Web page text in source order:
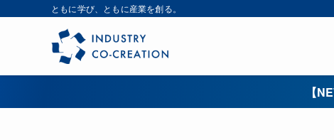
ともに学び、ともに産業を創る。
【